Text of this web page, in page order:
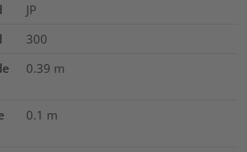
JP
300
0.39 m
0.1 m